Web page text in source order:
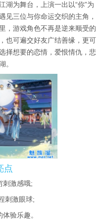
湖为舞台，上演一出以“你”为
见三位与你命运交织的主角，
，游戏角色不再是逆来顺受的
也可遍交好友广结善缘，更可
择想要的恋情，爱恨情仇，悲
。
点
刺激感哦;
刺激眼球;
验乐趣。